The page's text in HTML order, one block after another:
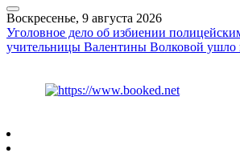
Воскресенье, 9 августа 2026
Уголовное дело об избиении
учительницы Валентины Волковой ушло